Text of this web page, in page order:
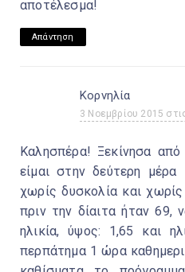
αποτέλεσμα!
Απάντηση
Κορνηλία
3 Νοεμβρίου 2015
Καλησπέρα! Ξεκίνησα
είμαι στην δεύτερη
χωρίς δυσκολία και
πριν την δίαιτα ήταν 69,
ηλικία, ύψος: 1,65 και
περπάτημα 1 ώρα